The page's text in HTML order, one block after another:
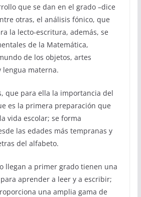
que se dan en el grado –dice
otras, el análisis fónico, que
la lecto-escritura, además, se
de la Matemática,
de los objetos, artes
lengua materna.
que para ella la importancia del
es la primera preparación que
vida escolar; se forma
las edades más tempranas y
del alfabeto.
llegan a primer grado tienen una
aprender a leer y a escribir;
una amplia gama de